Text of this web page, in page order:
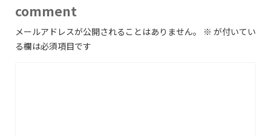
comment
メールアドレスが公開されることはありません。 ※ が付いてい
る欄は必須項目です